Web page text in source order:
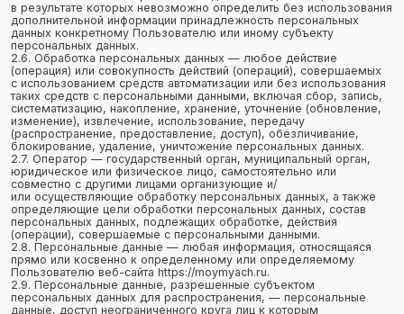
юридическое или физическое лицо, самостоятельно или
совместно с другими лицами организующие и/
или осуществляющие обработку персональных данных, а также
определяющие цели обработки персональных данных, состав
персональных данных, подлежащих обработке, действия
(операции), совершаемые с персональными данными.
2.8. Персональные данные — любая информация, относящаяся
прямо или косвенно к определенному или определяемому
Пользователю веб-сайта https://moymyach.ru.
2.9. Персональные данные, разрешенные субъектом
персональных данных для распространения, — персональные
данные, доступ неограниченного круга лиц к которым
предоставлен субъектом персональных данных путем дачи
согласия на обработку персональных данных, разрешенных
субъектом персональных данных для распространения в порядке,
предусмотренном Законом о персональных данных (далее —
персональные данные, разрешенные для распространения).
2.10. Пользователь — любой посетитель веб-
сайта https://moymyach.ru.
2.11. Предоставление персональных данных — действия,
направленные на раскрытие персональных данных
определенному лицу или определенному кругу лиц.
2.12. Распространение персональных данных — любые действия,
направленные на раскрытие персональных данных
неопределенному кругу лиц (передача персональных данных) или
на ознакомление с персональными данными неограниченного
круга лиц, в том числе обнародование персональных данных
в средствах массовой информации, размещение
в информационно-телекоммуникационных сетях или
предоставление доступа к персональным данным каким-либо
иным способом.